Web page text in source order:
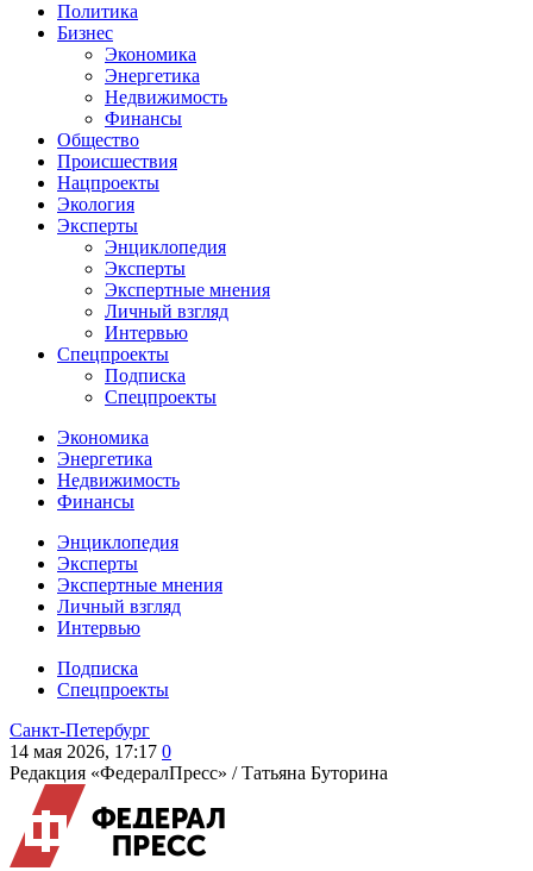
Политика
Бизнес
Экономика
Энергетика
Недвижимость
Финансы
Общество
Происшествия
Нацпроекты
Экология
Эксперты
Энциклопедия
Эксперты
Экспертные мнения
Личный взгляд
Интервью
Спецпроекты
Подписка
Спецпроекты
Экономика
Энергетика
Недвижимость
Финансы
Энциклопедия
Эксперты
Экспертные мнения
Личный взгляд
Интервью
Подписка
Спецпроекты
Санкт-Петербург
14 мая 2026, 17:17 0
Редакция «ФедералПресс» /Татьяна Буторина